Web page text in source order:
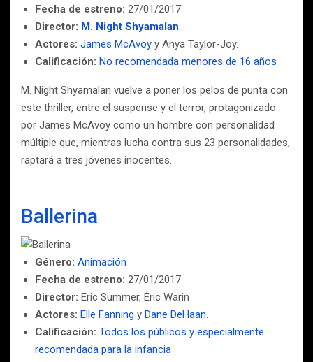
Fecha de estreno: 27/01/2017
Director: M. Night Shyamalan.
Actores: James McAvoy y Anya Taylor-Joy.
Calificación: No recomendada menores de 16 años
M. Night Shyamalan vuelve a poner los pelos de punta con
este thriller, entre el suspense y el terror, protagonizado
por James McAvoy como un hombre con personalidad
múltiple que, mientras lucha contra sus 23 personalidades,
raptará a tres jóvenes inocentes.
Ballerina
Género: Animación
Fecha de estreno: 27/01/2017
Director: Eric Summer, Éric Warin
Actores: Elle Fanning y Dane DeHaan.
Calificación: Todos los públicos y especialmente
recomendada para la infancia